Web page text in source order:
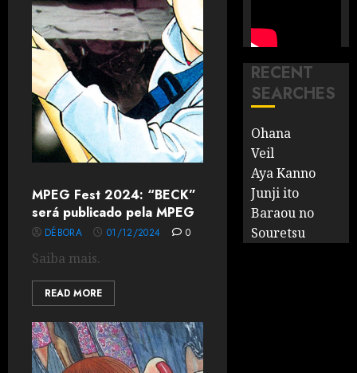
MPEG Fest 2024: “BECK”
será publicado pela MPEG
DÉBORA 01/12/2024 0
Saiba mais.
READ MORE
RECENT
SEARCHES
Ohana
Veil
Aya Kanno
Junji ito
Baraou no
Souretsu